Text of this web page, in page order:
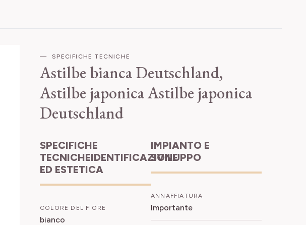
SPECIFICHE TECNICHE
Astilbe bianca Deutschland,
Astilbe japonicaAstilbe japonica
Deutschland
SPECIFICHE
TECNICHEIDENTIFICAZIONE
ED ESTETICA
COLORE DEL FIORE
bianco
IMPIANTO E
SVILUPPO
ANNAFFIATURA
Importante